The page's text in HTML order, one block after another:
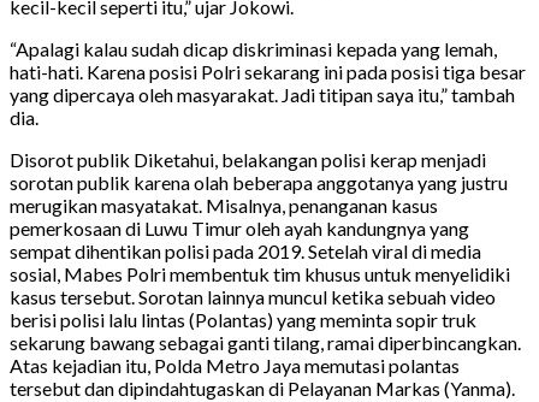
kecil-kecil seperti itu,” ujar Jokowi.
“Apalagi kalau sudah dicap diskriminasi kepada yang lemah,
hati-hati. Karena posisi Polri sekarang ini pada posisi tiga besar
yang dipercaya oleh masyarakat. Jadi titipan saya itu,” tambah
dia.
Disorot publik Diketahui, belakangan polisi kerap menjadi
sorotan publik karena olah beberapa anggotanya yang justru
merugikan masyatakat. Misalnya, penanganan kasus
pemerkosaan di Luwu Timur oleh ayah kandungnya yang
sempat dihentikan polisi pada 2019. Setelah viral di media
sosial, Mabes Polri membentuk tim khusus untuk menyelidiki
kasus tersebut. Sorotan lainnya muncul ketika sebuah video
berisi polisi lalu lintas (Polantas) yang meminta sopir truk
sekarung bawang sebagai ganti tilang, ramai diperbincangkan.
Atas kejadian itu, Polda Metro Jaya memutasi polantas
tersebut dan dipindahtugaskan di Pelayanan Markas (Yanma).